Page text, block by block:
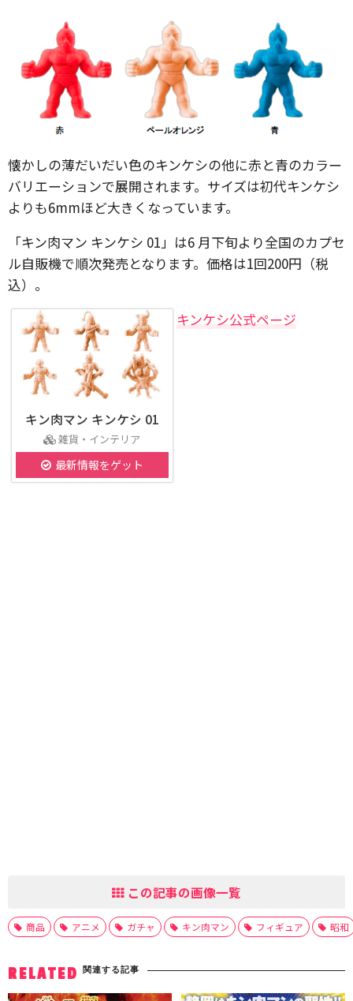
懐かしの薄だいだい色のキンケシの他に赤と青のカラー
バリエーションで展開されます。サイズは初代キンケシ
よりも6mmほど大きくなっています。
「キン肉マン キンケシ 01」は6 月下旬より全国のカプセ
ル自販機で順次発売となります。価格は1回200円（税
込）。
キン肉マン キンケシ 01
雑貨・インテリア
最新情報をゲット
キンケシ公式ページ
この記事の画像一覧
商品 アニメ ガチャ キン肉マン フィギュア 昭和
RELATED 関連する記事